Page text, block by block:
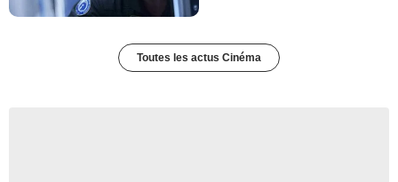
Toutes les actus Cinéma